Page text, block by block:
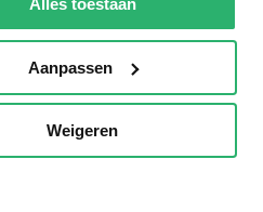
Alles toestaan
Aanpassen
Weigeren